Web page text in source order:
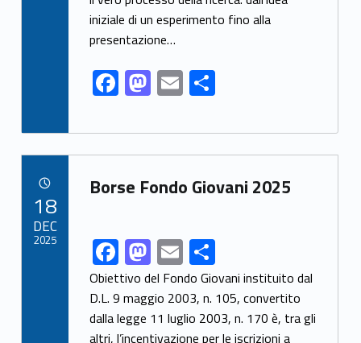
o
k
n
iniziale di un esperimento fino alla
presentazione…
F
ac
e
b
o
k
M
as
to
d
o
E
m
ai
l
S
ar
e
Link identifier archive #link-archive-63849
Borse Fondo Giovani 2025
Link identifier share facebook archive #share-link-archive-50001F
ac
e
b
M
as
to
d
E
m
ai
l
S
h
ar
e
Obiettivo del Fondo Giovani instituito dal
D.L. 9 maggio 2003, n. 105, convertito
dalla legge 11 luglio 2003, n. 170 è, tra gli
altri, l’incentivazione per le iscrizioni a
18
DEC
2025